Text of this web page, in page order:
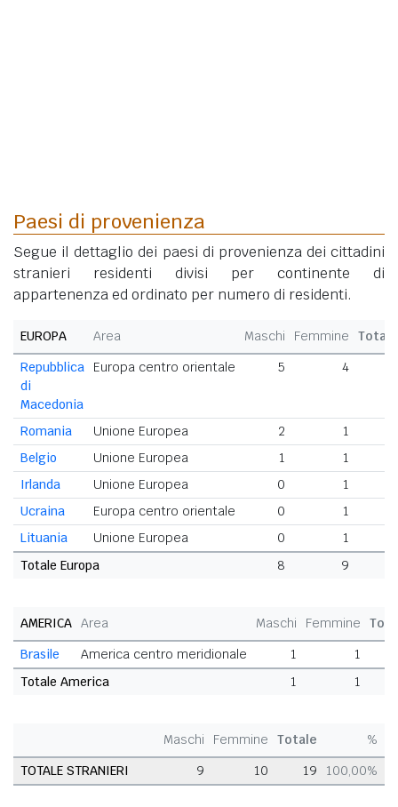
Paesi di provenienza
Segue il dettaglio dei paesi di provenienza dei cittadini
stranieri residenti divisi per continente di
appartenenza ed ordinato per numero di residenti.
EUROPA Area Maschi Femmine
Totale
Repubblica
di
Macedonia
Europa centro orientale 5 4
Romania Unione Europea 2 1
Belgio
Unione Europea 1 1
Irlanda
Unione Europea 0 1
Ucraina
Europa centro orientale 0 1
Lituania
Unione Europea 0 1
Totale Europa
8 9
AMERICA Area Maschi Femmine
Brasile
America centro meridionale 1
1
Totale America
1 1
Maschi Femmine Totale
%
TOTALE STRANIERI
9 10 19 100,00%